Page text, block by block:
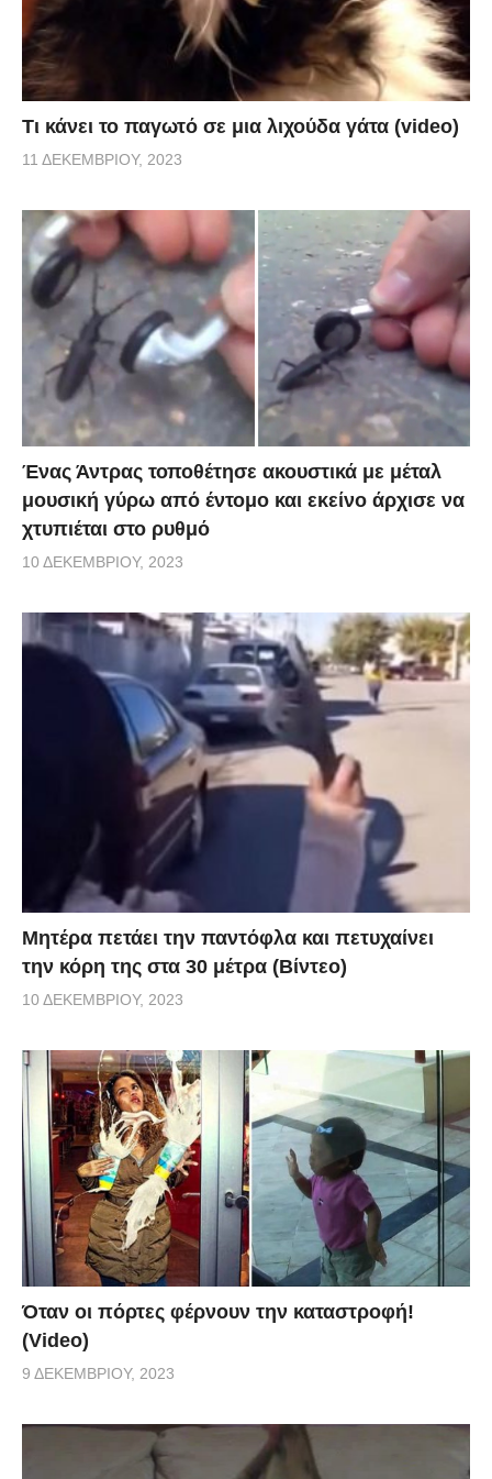
Τι κάνει το παγωτό σε μια λιχούδα γάτα (video)
11 ΔΕΚΕΜΒΡΊΟΥ, 2023
Ένας Άντρας τοποθέτησε ακουστικά με μέταλ
μουσική γύρω από έντομο και εκείνο άρχισε να
χτυπιέται στο ρυθμό
10 ΔΕΚΕΜΒΡΊΟΥ, 2023
Μητέρα πετάει την παντόφλα και πετυχαίνει
την κόρη της στα 30 μέτρα (Βίντεο)
10 ΔΕΚΕΜΒΡΊΟΥ, 2023
Όταν οι πόρτες φέρνουν την καταστροφή!
(Video)
9 ΔΕΚΕΜΒΡΊΟΥ, 2023